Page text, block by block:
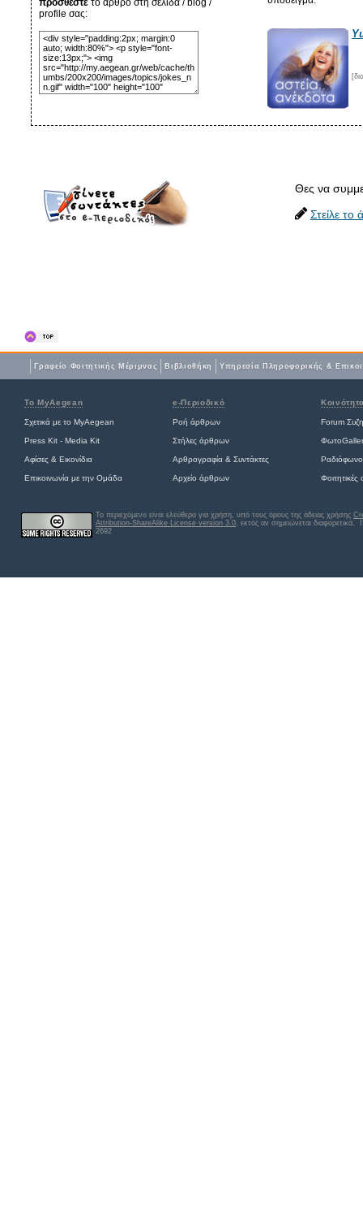
προσθέστε το άρθρο στη σελίδα / blog /
profile σας:
Θες να
Στείλε
Γραφείο Φοιτητικής Μέριμνας Βιβλιοθήκη Yπηρεσία Πληροφορικής &
Το MyAegean e-Περιοδικό
Σχετικά με το MyAegean Ροή άρθρων Forum
Press Kit - Media Kit Στήλες άρθρων
Αφίσες & Εικονίδια Αρθρογραφία & Συντάκτες Ραδιόφωνο
Επικοινωνία με την Ομάδα Αρχείο άρθρων
Το περιεχόμενο είναι ελεύθερο για χρήση, υπό τους όρους της άδειας χρήσης
Attribution-ShareAlike License version 3.0, εκτός αν σημειώνεται διαφορετικά.
2692